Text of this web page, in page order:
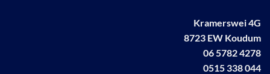
Kramerswei 4G
8723 EW Koudum
06 5782 4278
0515 338 044